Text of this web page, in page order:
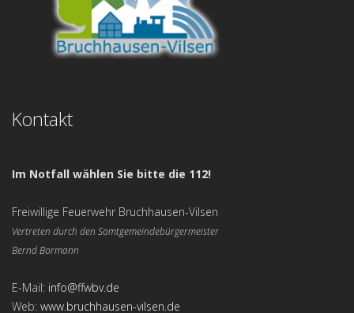
Kontakt
Im Notfall wählen Sie bitte die 112!
Freiwillige Feuerwehr Bruchhausen-Vilsen
Vertreten durch den Samtgemeindebürgermeister
Bernd Bormann
E-Mail: info@ffwbv.de
Web: www.bruchhausen-vilsen.de